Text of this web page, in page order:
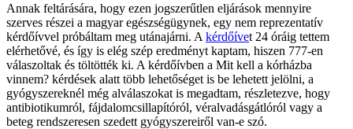
Annak feltárására, hogy ezen jogszerűtlen eljárások mennyire
szerves részei a magyar egészségügynek, egy nem reprezentatív
kérdőívvel próbáltam meg utánajárni. A kérdőívet 24 óráig tettem
elérhetővé, és így is elég szép eredményt kaptam, hiszen 777-en
válaszoltak és töltötték ki. A kérdőívben a Mit kell a kórházba
vinnem? kérdések alatt több lehetőséget is be lehetett jelölni, a
gyógyszereknél még alválaszokat is megadtam, részletezve, hogy
antibiotikumról, fájdalomcsillapítóról, véralvadásgátlóról vagy a
beteg rendszeresen szedett gyógyszereiről van-e szó.